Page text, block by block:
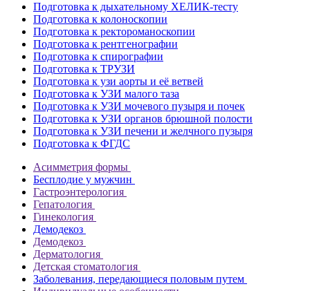
Подготовка к дыхательному ХЕЛИК-тесту
Подготовка к колоноскопии
Подготовка к ректороманоскопии
Подготовка к рентгенографии
Подготовка к спирографии
Подготовка к ТРУЗИ
Подготовка к узи аорты и её ветвей
Подготовка к УЗИ малого таза
Подготовка к УЗИ мочевого пузыря и почек
Подготовка к УЗИ органов брюшной полости
Подготовка к УЗИ печени и желчного пузыря
Подготовка к ФГДС
Асимметрия формы
Бесплодие у мужчин
Гастроэнтерология
Гепатология
Гинекология
Демодекоз
Демодекоз
Дерматология
Детская стоматология
Заболевания, передающиеся половым путем